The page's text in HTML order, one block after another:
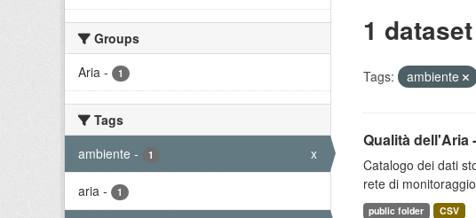
Groups
Aria - 1
Tags
ambiente - 1 x
aria - 1
1
Tags: ambiente
Qualità dell'Aria
Catalogo dei dati
rete di
public folder CSV